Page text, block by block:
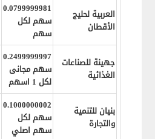
العربية لحليج
الأقطان
0.0799999981
سهم لكل
سهم
جهينة للصناعات
الغذائية
0.2499999997
سهم مجانى
لكل 1 اسهم
بنيان للتنمية
والتجارة
0.1000000002
سهم لكل
سهم اصلي